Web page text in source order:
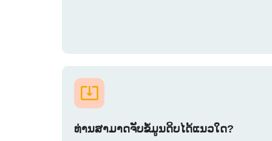
ທ່ານສາມາດຈັບຂໍ້ມູນດິບໄດ້ແນວໃດ?